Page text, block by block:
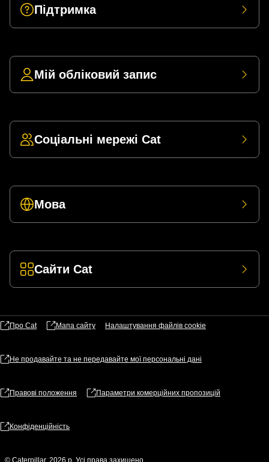
Підтримка
Мій обліковий запис
Соціальні мережі Cat
Мова
Сайти Cat
Про Cat Мапа сайту Налаштування файлів​ cookie
Не продавайте та не передавайте мої персональні дані
Правові положення Параметри комерційних пропозицій
Конфіденційність
© Caterpillar, 2026 р. Усі права захищено